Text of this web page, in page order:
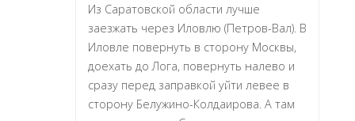
Из Саратовской области лучше
заезжать через Иловлю (Петров-Вал). В
Иловле повернуть в сторону Москвы,
доехать до Лога, повернуть налево и
сразу перед заправкой уйти левее в
сторону Белужино-Колдаирова. А там